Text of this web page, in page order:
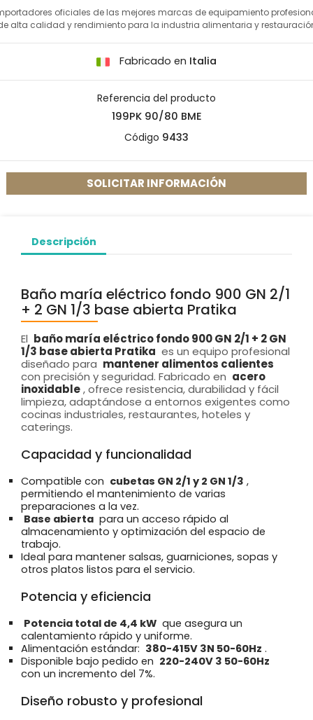
oficiales de las mejores marcas de equipamiento
alta calidad y rendimiento para la industria alimentaria y
Fabricado en Italia
Referencia del producto
199PK 90/80 BME
Código 9433
SOLICITAR INFORMACIÓN
Descripción
Baño maría eléctrico fondo 900 GN 2/1
+ 2 GN 1/3 base abierta Pratika
El baño maría eléctrico fondo 900 GN 2/1 + 2 GN
1/3 base abierta Pratika es un equipo profesional
diseñado para mantener alimentos calientes
con precisión y seguridad. Fabricado en acero
inoxidable, ofrece resistencia, durabilidad y fácil
limpieza, adaptándose a entornos exigentes como
cocinas industriales, restaurantes, hoteles y
caterings.
Capacidad y funcionalidad
Compatible con cubetas GN 2/1 y 2 GN 1/3 ,
permitiendo el mantenimiento de varias
preparaciones a la vez.
Base abierta para un acceso rápido al
almacenamiento y optimización del espacio de
trabajo.
Ideal para mantener salsas, guarniciones, sopas y
otros platos listos para el servicio.
Potencia y eficiencia
Potencia total de 4,4 kW que asegura un
calentamiento rápido y uniforme.
Alimentación estándar: 380-415V 3N 50-60Hz .
Disponible bajo pedido en 220-240V 3 50-60Hz
con un incremento del 7%.
Diseño robusto y profesional